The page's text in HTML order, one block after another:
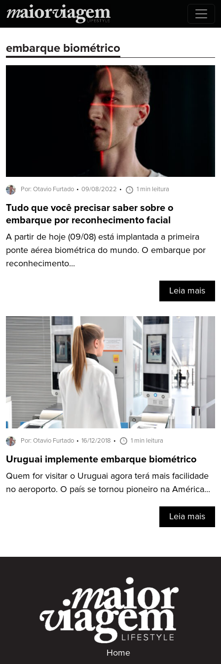
embarque biométrico
Por: Otavio Furtado 09/08/2022 1 min leitura
Tudo que você precisar saber sobre o
embarque por reconhecimento facial
A partir de hoje (09/08) está implantada a primeira
ponte aérea biométrica do mundo. O embarque por
reconhecimento...
Leia mais
Por: Otavio Furtado 16/12/2018 1 min leitura
Uruguai implemente embarque biométrico
Quem for visitar o Uruguai agora terá mais facilidade
no aeroporto. O país se tornou pioneiro na América...
Leia mais
Home